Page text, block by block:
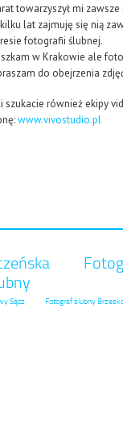
towarzyszył mi zawsze
lat zajmuję się nią
fotografii ślubnej.
w Krakowie ale
do obejrzenia
szukacie również ekipy
www.vivostudio.pl
Sącz Fotograf ślubny